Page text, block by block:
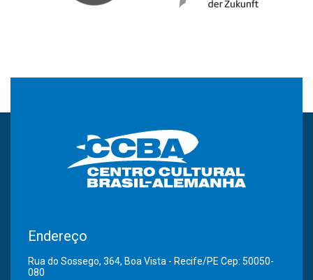
Endereço
Rua do Sossego, 364, Boa Vista - Recife/PE Cep: 50050-
080